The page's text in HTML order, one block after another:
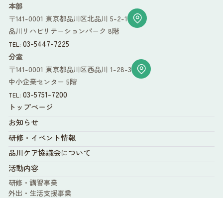
本部
〒141-0001 東京都品川区北品川 5-2-1
品川リハビリテーションパーク 8階
TEL: 03-5447-7225
分室
〒141-0001 東京都品川区西品川 1-28-3
中小企業センター 5階
TEL: 03-5751-7200
トップページ
お知らせ
研修・イベント情報
品川ケア協議会について
活動内容
研修・講習事業
外出・生活支援事業